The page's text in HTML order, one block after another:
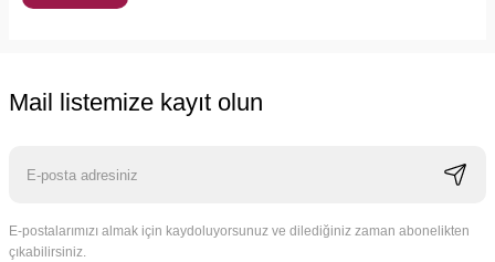
Mail listemize kayıt olun
E-postalarımızı almak için kaydoluyorsunuz ve dilediğiniz zaman abonelikten
çıkabilirsiniz.